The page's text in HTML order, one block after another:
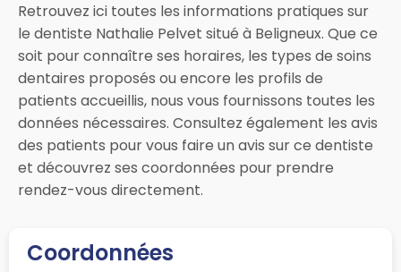
Retrouvez ici toutes les informations pratiques sur
le dentiste Nathalie Pelvet situé à Beligneux. Que ce
soit pour connaître ses horaires, les types de soins
dentaires proposés ou encore les profils de
patients accueillis, nous vous fournissons toutes les
données nécessaires. Consultez également les avis
des patients pour vous faire un avis sur ce dentiste
et découvrez ses coordonnées pour prendre
rendez-vous directement.
Coordonnées